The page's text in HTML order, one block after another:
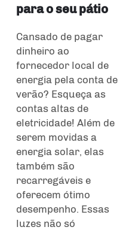
para o seu pátio
Cansado de pagar
dinheiro ao
fornecedor local de
energia pela conta de
verão? Esqueça as
contas altas de
eletricidade! Além de
serem movidas a
energia solar, elas
também são
recarregáveis e
oferecem ótimo
desempenho. Essas
luzes não só